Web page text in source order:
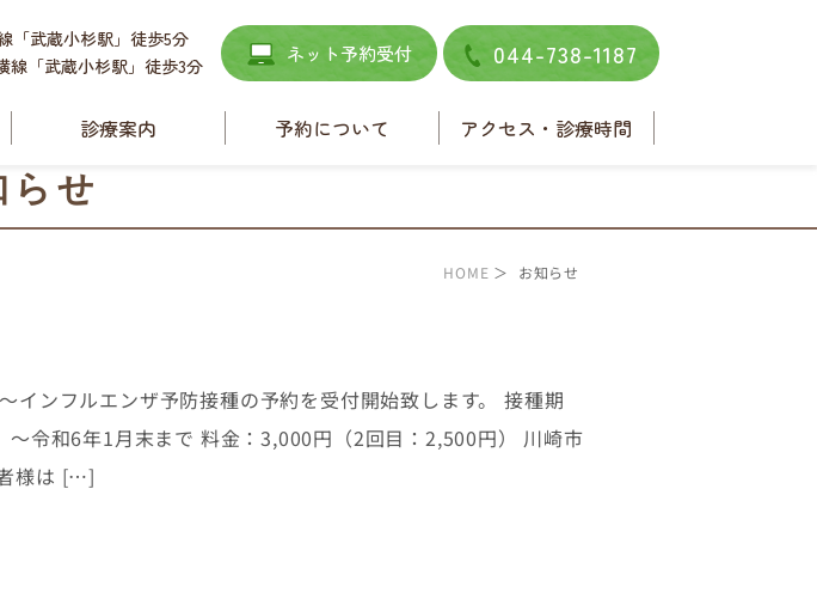
「武蔵小杉駅」徒歩5分
線「武蔵小杉駅」徒歩3分
ネット予約受付 044-738-1187
診療案内
小児耳鼻咽喉科
耳管狭窄症と耳管開
副鼻腔炎
補聴器相談
予約について
アクセス・診療時間
らせ
HOME ＞ お知らせ
インフルエンザ予防接種の予約を受付開始致します。 接種期
〜令和6年1月末まで 料金：3,000円（2回目：2,500円） 川崎市
様は […]